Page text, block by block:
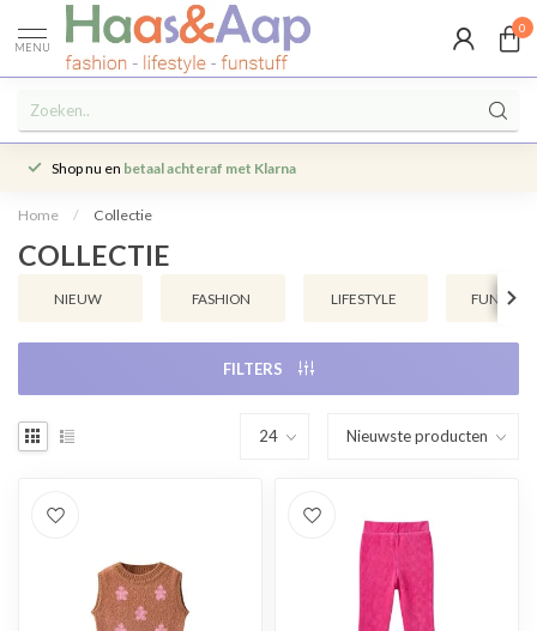
MENU
0
Shop nu en betaal achteraf met Klarna
Home / Collectie
COLLECTIE
NIEUW FASHION LIFESTYLE
FILTERS